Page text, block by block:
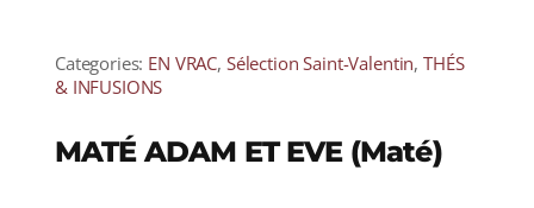
Categories: EN VRAC, Sélection Saint-Valentin, THÉS
& INFUSIONS
MATÉ ADAM ET EVE (Maté)